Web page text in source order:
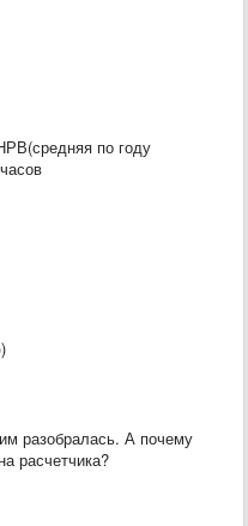
по году
разобралась. А почему
расчетчика?